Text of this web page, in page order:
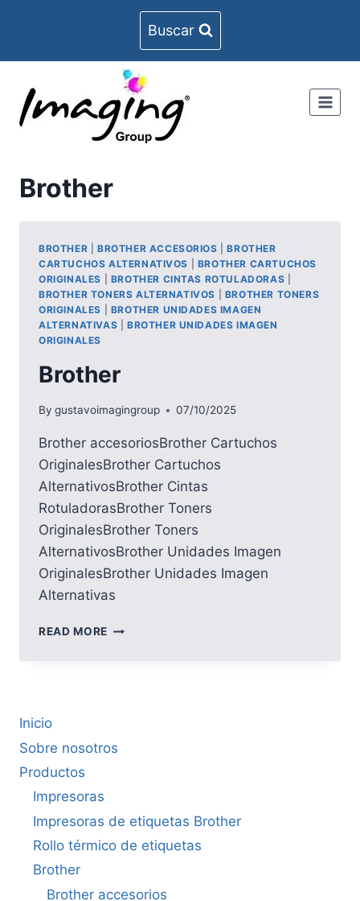
Buscar
Brother
BROTHER BROTHER ACCESORIOS |BROTHER
CARTUCHOS ALTERNATIVOS
BROTHER CARTUCHOS
ORIGINALES
BROTHER CINTAS ROTULADORAS
BROTHER TONERS ALTERNATIVOS
BROTHER TONERS
ORIGINALES
BROTHER UNIDADES IMAGEN
ALTERNATIVAS
BROTHER UNIDADES IMAGEN
ORIGINALES
Brother
By gustavoimagingroup 07/10/2025
Brother accesoriosBrother Cartuchos
OriginalesBrother Cartuchos
AlternativosBrother Cintas
RotuladorasBrother Toners
OriginalesBrother Toners
AlternativosBrother Unidades Imagen
OriginalesBrother Unidades Imagen
Alternativas
READ MORE BROTHER
Inicio
Sobre nosotros
Productos
Impresoras
Impresoras de etiquetas Brother
Rollo térmico de etiquetas
Brother
Brother accesorios